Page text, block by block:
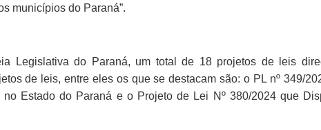
municípios do Paraná”.
Legislativa do Paraná, um total de 18 projetos de leis
de leis, entre eles os que se destacam são: o PL nº 349/
no Estado do Paraná e o Projeto de Lei Nº 380/2024 que